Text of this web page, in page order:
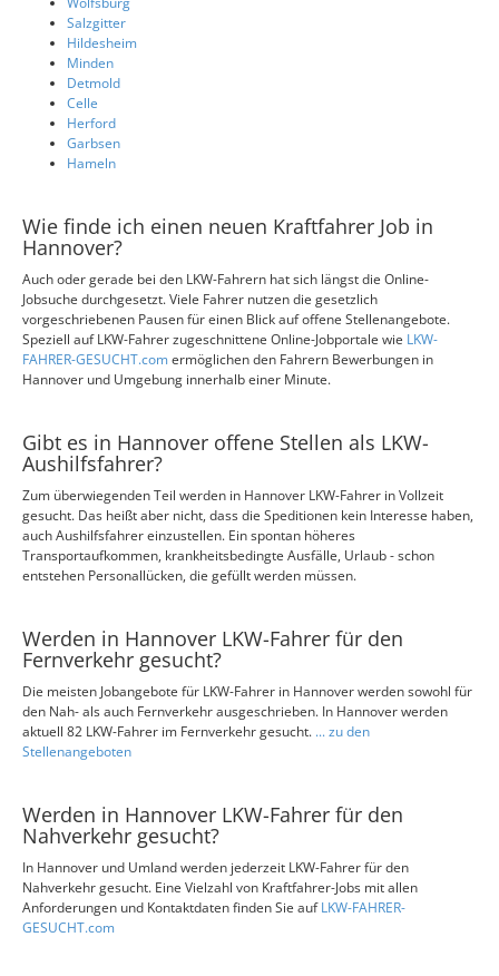
Salzgitter
Hildesheim
Minden
Detmold
Celle
Herford
Garbsen
Hameln
Wie finde ich einen neuen Kraftfahrer Job in
Hannover?
Auch oder gerade bei den LKW-Fahrern hat sich längst die Online-
Jobsuche durchgesetzt. Viele Fahrer nutzen die gesetzlich
vorgeschriebenen Pausen für einen Blick auf offene Stellenangebote.
Speziell auf LKW-Fahrer zugeschnittene Online-Jobportale wie LKW-
FAHRER-GESUCHT.comermöglichen den Fahrern Bewerbungen in
Hannover und Umgebung innerhalb einer Minute.
Gibt es in Hannover offene Stellen als LKW-
Aushilfsfahrer?
Zum überwiegenden Teil werden in Hannover LKW-Fahrer in Vollzeit
gesucht. Das heißt aber nicht, dass die Speditionen kein Interesse haben,
auch Aushilfsfahrer einzustellen. Ein spontan höheres
Transportaufkommen, krankheitsbedingte Ausfälle, Urlaub - schon
entstehen Personallücken, die gefüllt werden müssen.
Werden in Hannover LKW-Fahrer für den
Fernverkehr gesucht?
Die meisten Jobangebote für LKW-Fahrer in Hannover werden sowohl für
den Nah- als auch Fernverkehr ausgeschrieben. In Hannover werden
aktuell 82 LKW-Fahrer im Fernverkehr gesucht. ... zu den
Stellenangeboten
Werden in Hannover LKW-Fahrer für den
Nahverkehr gesucht?
In Hannover und Umland werden jederzeit LKW-Fahrer für den
Nahverkehr gesucht. Eine Vielzahl von Kraftfahrer-Jobs mit allen
Anforderungen und Kontaktdaten finden Sie aufLKW-FAHRER-
GESUCHT.com